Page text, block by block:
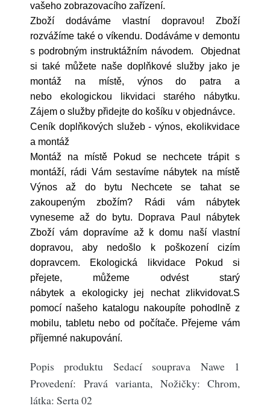
vašeho zobrazovacího zařízení.
Zboží dodáváme vlastní dopravou! Zboží
rozvážíme také o víkendu. Dodáváme v demontu
s podrobným instruktážním návodem. Objednat
si také můžete naše doplňkové služby jako je
montáž na místě, výnos do patra a
nebo ekologickou likvidaci starého nábytku.
Zájem o služby přidejte do košíku v objednávce.
Ceník doplňkových služeb - výnos, ekolikvidace
a montáž
Montáž na místě Pokud se nechcete trápit s
montáží, rádi Vám sestavíme nábytek na místě
Výnos až do bytu Nechcete se tahat se
zakoupeným zbožím? Rádi vám nábytek
vyneseme až do bytu. Doprava Paul nábytek
Zboží vám dopravíme až k domu naší vlastní
dopravou, aby nedošlo k poškození cizím
dopravcem. Ekologická likvidace Pokud si
přejete, můžeme odvést starý
nábytek a ekologicky jej nechat zlikvidovat.S
pomocí našeho katalogu nakoupíte pohodlně z
mobilu, tabletu nebo od počítače. Přejeme vám
příjemné nakupování.
Popis produktu Sedací souprava Nawe 1
Provedení: Pravá varianta, Nožičky: Chrom,
látka: Serta 02